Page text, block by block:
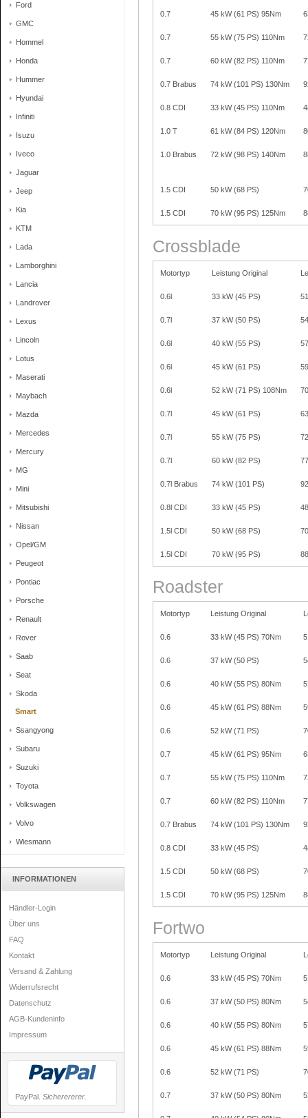
Ford
GMC
Hommel
Honda
Hummer
Hyundai
Infiniti
Isuzu
Iveco
Jaguar
Jeep
Kia
KTM
Lada
Lamborghini
Lancia
Landrover
Lexus
Lincoln
Lotus
Maserati
Maybach
Mazda
Mercedes
Mercury
MG
Mini
Mitsubishi
Nissan
Opel/GM
Peugeot
Pontiac
Porsche
Renault
Rover
Saab
Seat
Skoda
Smart
Ssangyong
Subaru
Suzuki
Toyota
Volkswagen
Volvo
Wiesmann
INFORMATIONEN
Händler-Login
Über uns
FAQ
Kontakt
Versand & Zahlung
Widerrufsrecht
Datenschutz
AGB-Kundeninfo
Impressum
PayPal. Sicherererer.
0.7 45 kW (61 PS) 95Nm
0.7 55 kW (75 PS) 110Nm
0.7 60 kW (82 PS) 110Nm
0.7 Brabus 74 kW (101 PS) 130Nm
0.8 CDI 33 kW (45 PS) 110Nm
1.0 T 61 kW (84 PS) 120Nm
1.0 Brabus 72 kW (98 PS) 140Nm
1.5 CDI 50 kW (68 PS)
1.5 CDI 70 kW (95 PS) 125Nm
Crossblade
Motortyp Leistung Original
0.6l 33 kW (45 PS)
0.7l 37 kW (50 PS)
0.6l 40 kW (55 PS)
0.6l 45 kW (61 PS)
0.6l 52 kW (71 PS) 108Nm
0.7l 45 kW (61 PS)
0.7l 55 kW (75 PS)
0.7l 60 kW (82 PS)
0.7l Brabus 74 kW (101 PS)
0.8l CDI 33 kW (45 PS)
1.5l CDI 50 kW (68 PS)
1.5l CDI 70 kW (95 PS)
Roadster
Motortyp Leistung Original
0.6 33 kW (45 PS) 70Nm
0.6 37 kW (50 PS)
0.6 40 kW (55 PS) 80Nm
0.6 45 kW (61 PS) 88Nm
0.6 52 kW (71 PS)
0.7 45 kW (61 PS) 95Nm
0.7 55 kW (75 PS) 110Nm
0.7 60 kW (82 PS) 110Nm
0.7 Brabus 74 kW (101 PS) 130Nm
0.8 CDI 33 kW (45 PS)
1.5 CDI 50 kW (68 PS)
1.5 CDI 70 kW (95 PS) 125Nm
Fortwo
Motortyp Leistung Original
0.6 33 kW (45 PS) 70Nm
0.6 37 kW (50 PS) 80Nm
0.6 40 kW (55 PS) 80Nm
0.6 45 kW (61 PS) 88Nm
0.6 52 kW (71 PS)
0.7 37 kW (50 PS) 80Nm